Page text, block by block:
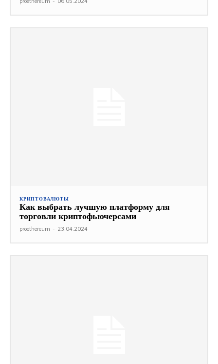
КРИПТОВАЛЮТЫ
Как выбрать лучшую платформу для
торговли криптофьючерсами
proethereum - 23.04.2024